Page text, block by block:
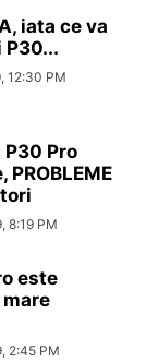
iata ce va
P30...
12:30 PM
Pro
PROBLEME
8:19 PM
este
mare
2:45 PM